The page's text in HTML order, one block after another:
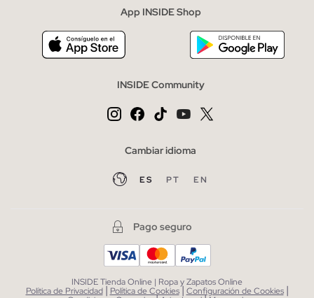
App INSIDE Shop
INSIDE Community
Cambiar idioma
ES PT EN
Pago seguro
INSIDE Tienda Online | Ropa y Zapatos Online
Política de Privacidad | Política de Cookies| Configuración de Cookies |